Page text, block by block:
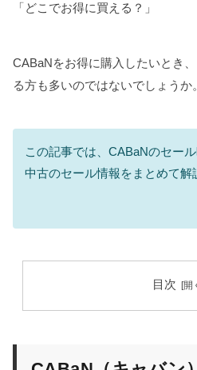
「どこでお得に買える？」
CABaNをお得に購入したいとき
る方も多いのではないでしょうか。
この記事では、CABaNのセー
中古のセール情報をまとめて解
目次